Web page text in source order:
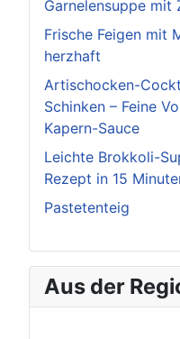
Garnelensuppe mit
Frische Feigen mit
herzhaft
Artischocken-
Schinken – Feine
Kapern-Sauce
Leichte Brokkoli-
Rezept in 15
Pastetenteig
Aus der